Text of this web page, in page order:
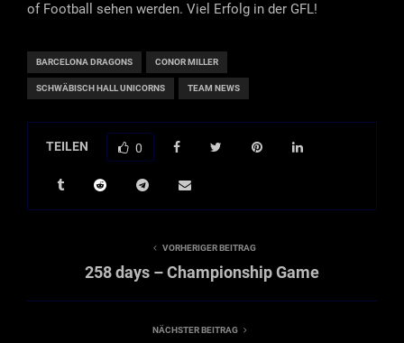
of Football sehen werden. Viel Erfolg in der GFL!
BARCELONA DRAGONS CONOR MILLER
SCHWÄBISCH HALL UNICORNS TEAM NEWS
TEILEN 0
VORHERIGER BEITRAG
258 days – Championship Game
NÄCHSTER BEITRAG